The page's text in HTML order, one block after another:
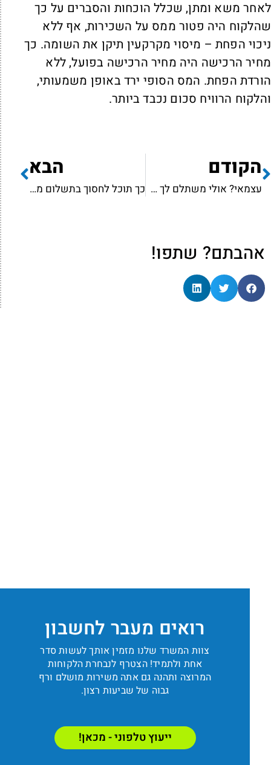
משא ומתן, שכלל הוכחות והסברים על כך
היה פטור ממס על השכירות, אף ללא
הפחת – מיסוי מקרקעין תיקן את השומה. כך
הרכישה היה מחיר הרכישה בפועל, ללא
הפחת. המס הסופי ירד באופן משמעותי,
הרוויח סכום נכבד ביותר.
הקודם
עצמאי? אולי משתלם לך לא לנכות הוצאות
הבא
כך תוכל לחסוך בתשלום מס השבח
אהבתם? שתפו!
רואים מעבר לחשבון
צוות המשרד שלנו מזמין אותך לעשות סדר
אחת ולתמיד! הצטרף לנבחרת הלקוחות
המרוצה ותהנה גם אתה משירות מושלם ורף
גבוה של שביעות רצון.
ייעוץ טלפוני - מכאן!